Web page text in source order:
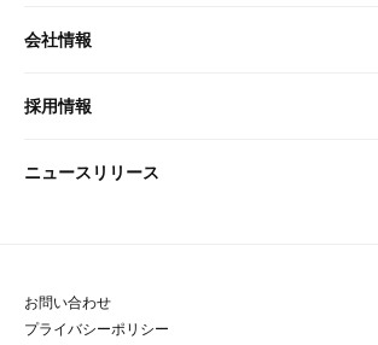
大和総研の強み
先端テクノロジーに基づく新たな価値の創出
政策分析
金融経済教育等
現在受付中のセミナー・イベント
サステナビリティの取り組み
次世代社会への貢献
会社情報
会社情報 トップ
会社概要・役員一覧
採用情報
採用情報 トップ
経験者採用
ニュースリリース
お問い合わせ
プライバシーポリシー